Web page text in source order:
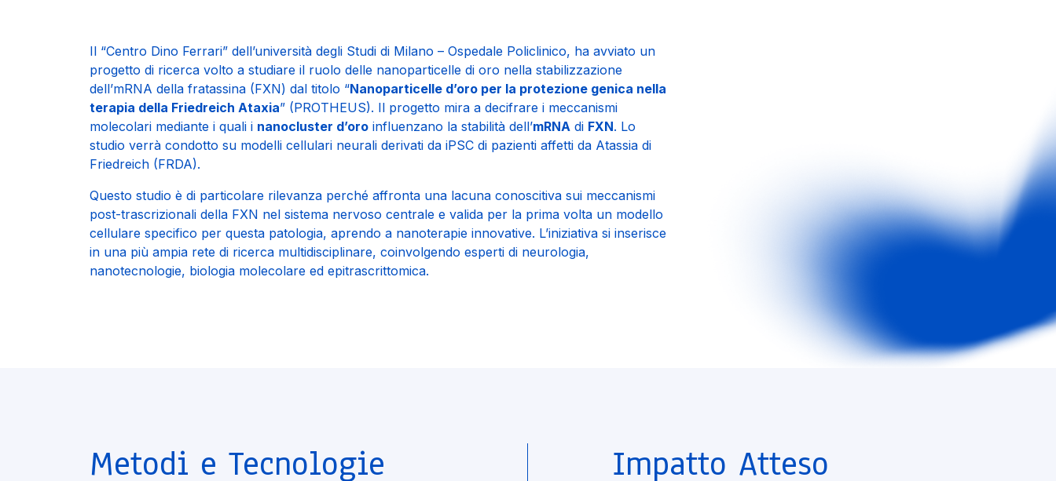
Il “Centro Dino Ferrari” dell’università degli Studi di Milano – Ospedale Policlinico, ha avviato un
progetto di ricerca volto a studiare il ruolo delle nanoparticelle di oro nella stabilizzazione
dell’mRNA della fratassina (FXN) dal titolo “Nanoparticelle d’oro per la protezione genica nella
terapia della Friedreich Ataxia” (PROTHEUS). Il progetto mira a decifrare i meccanismi
molecolari mediante i quali i nanocluster d’oro influenzano la stabilità dell’mRNA di FXN. Lo
studio verrà condotto su modelli cellulari neurali derivati da iPSC di pazienti affetti da Atassia di
Friedreich (FRDA).
Questo studio è di particolare rilevanza perché affronta una lacuna conoscitiva sui meccanismi
post-trascrizionali della FXN nel sistema nervoso centrale e valida per la prima volta un modello
cellulare specifico per questa patologia, aprendo a nanoterapie innovative. L’iniziativa si inserisce
in una più ampia rete di ricerca multidisciplinare, coinvolgendo esperti di neurologia,
nanotecnologie, biologia molecolare ed epitrascrittomica.
Metodi e Tecnologie Impatto Atteso